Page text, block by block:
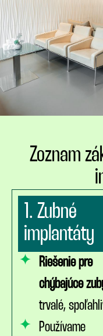
Zoznam
1. Zubné
implantáty
Riešenie pre
chýbajúce
trvalé,
Používame